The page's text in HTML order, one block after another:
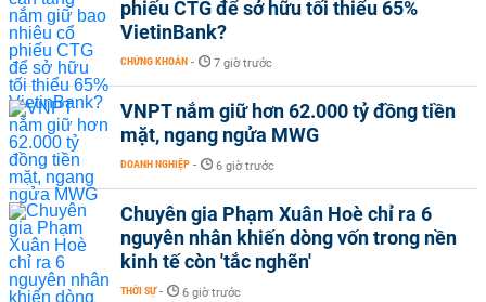
phiếu CTG để sở hữu tối thiểu 65%
VietinBank?
CHỨNG KHOÁN - 7 giờ trước
VNPT nắm giữ hơn 62.000 tỷ đồng tiền
mặt, ngang ngửa MWG
DOANH NGHIỆP - 6 giờ trước
Chuyên gia Phạm Xuân Hoè chỉ ra 6
nguyên nhân khiến dòng vốn trong nền
kinh tế còn 'tắc nghẽn'
THỜI SỰ - 6 giờ trước